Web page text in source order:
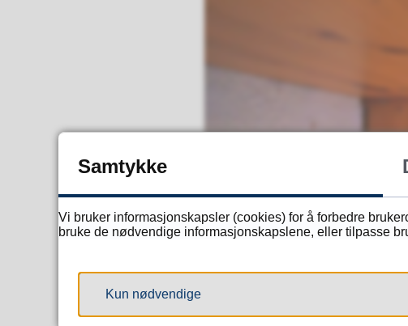
Samtykke
Vi bruker informasjonskapsler (cookies) for å forbedre
bruke de nødvendige informasjonskapslene, eller tilpasse
Kun nødvendige